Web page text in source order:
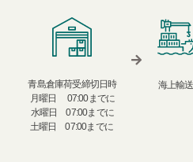
青島倉庫荷受締切日時​
月曜日 07:00までに​​
水曜日 07:00までに​​
土曜日 07:00までに ​
海上輸送